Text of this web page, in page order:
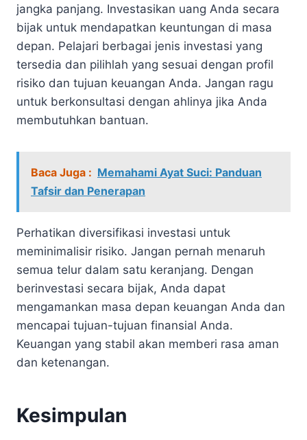
jangka panjang. Investasikan uang Anda secara
bijak untuk mendapatkan keuntungan di masa
depan. Pelajari berbagai jenis investasi yang
tersedia dan pilihlah yang sesuai dengan profil
risiko dan tujuan keuangan Anda. Jangan ragu
untuk berkonsultasi dengan ahlinya jika Anda
membutuhkan bantuan.
Baca Juga : Memahami Ayat Suci: Panduan
Tafsir dan Penerapan
Perhatikan diversifikasi investasi untuk
meminimalisir risiko. Jangan pernah menaruh
semua telur dalam satu keranjang. Dengan
berinvestasi secara bijak, Anda dapat
mengamankan masa depan keuangan Anda dan
mencapai tujuan-tujuan finansial Anda.
Keuangan yang stabil akan memberi rasa aman
dan ketenangan.
Kesimpulan